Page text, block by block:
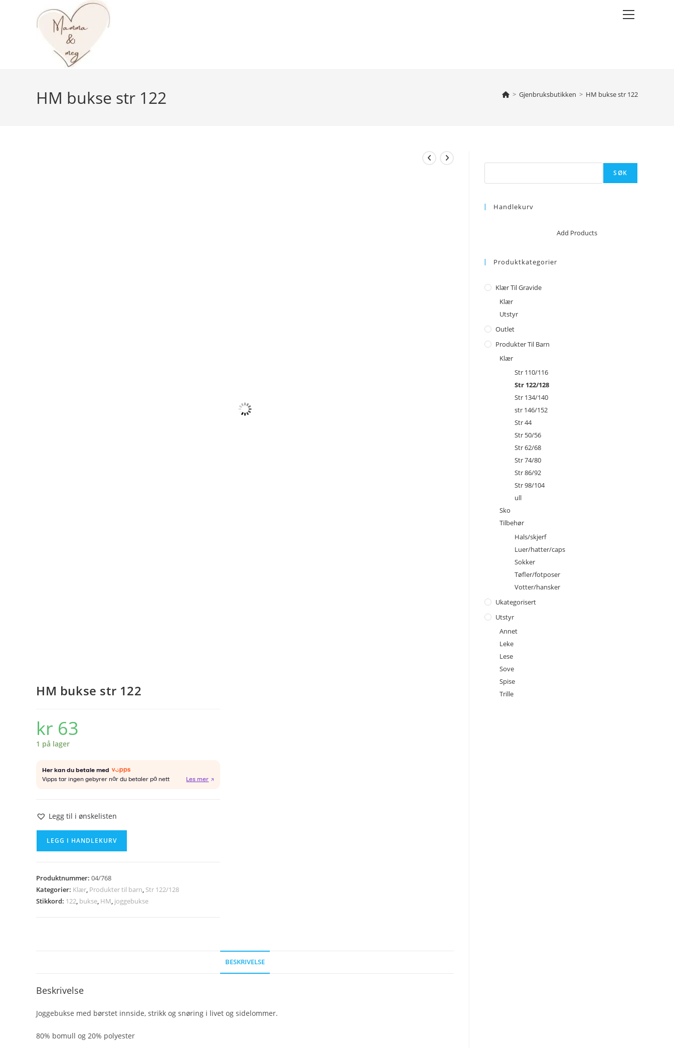
Main
HM bukse str 122 > Gjenbruksbutikken > HM bukse str 122
HM bukse str 122
kr 63
1 på lager
Legg til i ønskelisten
antall
LEGG I HANDLEKURV
Produktnummer: 04/768
Kategorier: Klær, Produkter til barn, Str 122/128
Stikkord: 122, bukse, HM, joggebukse
BESKRIVELSE
Beskrivelse
Joggebukse med børstet innside, strikk og snøring i livet og sidelommer.
80% bomull og 20% polyester
SØK
Handlekurv
Add Products
Produktkategorier
Klær Til Gravide
Klær
Utstyr
Outlet
Produkter Til Barn
Klær
Str 110/116
Str 122/128
Str 134/140
str 146/152
Str 44
Str 50/56
Str 62/68
Str 74/80
Str 86/92
Str 98/104
ull
Sko
Tilbehør
Hals/skjerf
Luer/hatter/caps
Sokker
Tøfler/fotposer
Votter/hansker
Ukategorisert
Utstyr
Annet
Leke
Lese
Sove
Spise
Trille